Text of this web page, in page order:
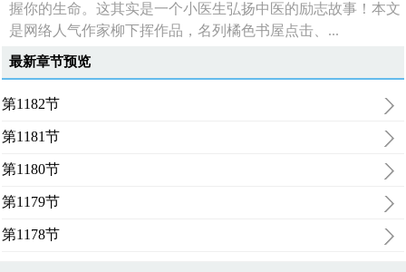
握你的生命。这其实是一个小医生弘扬中医的励志故事！本文
是网络人气作家柳下挥作品，名列橘色书屋点击、...
最新章节预览
第1182节
第1181节
第1180节
第1179节
第1178节